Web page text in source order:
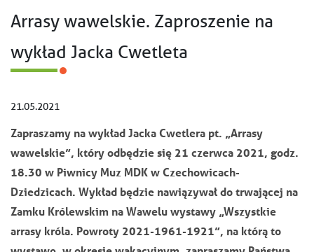
Arrasy wawelskie. Zaproszenie na
wykład Jacka Cwetleta
21.05.2021
Zapraszamy na wykład Jacka Cwetlera pt. „Arrasy
wawelskie”, który odbędzie się 21 czerwca 2021, godz.
18.30 w Piwnicy Muz MDK w Czechowicach-
Dziedzicach. Wykład będzie nawiązywał do trwającej na
Zamku Królewskim na Wawelu wystawy „Wszystkie
arrasy króla. Powroty 2021-1961-1921”, na którą to